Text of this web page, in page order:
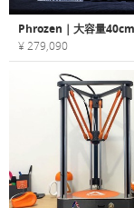
¥ 279,090